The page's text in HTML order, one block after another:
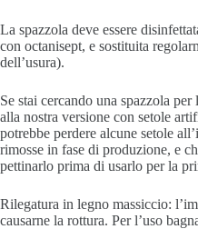
La spazzola deve essere
con octanisept, e sostituita
dell’usura).
Se stai cercando una spazzola
alla nostra versione con setole
potrebbe perdere alcune setole
rimosse in fase di produzione, e
pettinarlo prima di usarlo per la
Rilegatura in legno massiccio:
causarne la rottura. Per l’uso